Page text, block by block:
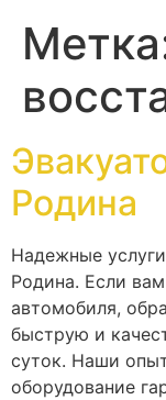
Родина
Надежные
Родина. Если
автомобиля,
быструю и
суток. Наши
оборудование